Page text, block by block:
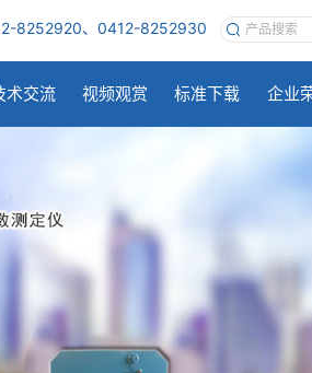
8252920、0412-8252930
术交流 视频观赏 标准下载 企业